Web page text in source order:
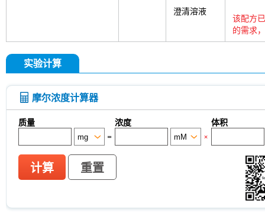
澄清溶液
该配方
的需求
实验计算
摩尔浓度计算器
质量 浓度
体积
=
×
计算 重置